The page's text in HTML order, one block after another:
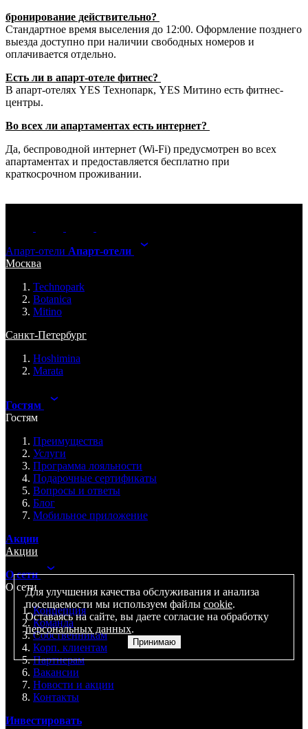
бронирование действительно?
Стандартное время выселения до 12:00. Оформление позднего
выезда доступно при наличии свободных номеров и
оплачивается отдельно.
Есть ли в апарт-отеле фитнес?
В апарт-отелях YES Технопарк, YES Митино есть фитнес-
центры.
Во всех ли апартаментах есть интернет?
Да, беспроводной интернет (Wi-Fi) предусмотрен во всех
апартаментах и предоставляется бесплатно при
краткосрочном проживании.
Апарт-отели Апарт-отели
Москва
Technopark
Botanica
Mitino
Санкт-Петербург
Hoshimina
Marata
Гостям
Гостям
Преимущества
Услуги
Программа лояльности
Подарочные сертификаты
Вопросы и ответы
Блог
Мобильное приложение
Акции
Акции
О сети
О сети
Концепция
Команда
Собственникам
Корп. клиентам
Партнерам
Вакансии
Новости и акции
Контакты
Инвестировать
Для улучшения качества обслуживания и анализа
посещаемости мы используем файлы cookie.
Оставаясь на сайте, вы даете согласие на обработку
персональных данных.
Принимаю